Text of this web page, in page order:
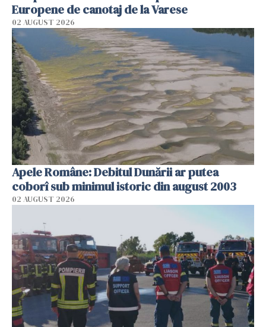
Europene de canotaj de la Varese
02 AUGUST 2026
Apele Române: Debitul Dunării ar putea
coborî sub minimul istoric din august 2003
02 AUGUST 2026